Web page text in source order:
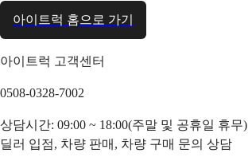
아이트럭 홈으로 가기
아이트럭 고객센터
0508-0328-7002
상담시간: 09:00 ~ 18:00(주말 및 공휴일 휴무)
딜러 입점, 차량 판매, 차량 구매 문의 상담